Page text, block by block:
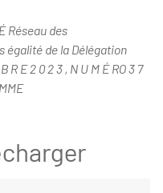
Réseau des
de la Délégation
R E 2 0 2 3 , N U M É RO 3 7